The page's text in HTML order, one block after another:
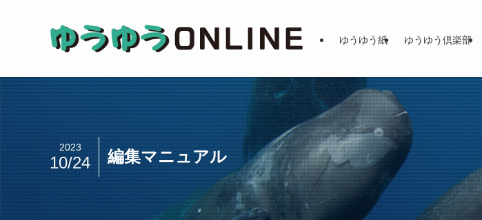
ゆうゆう紙 ゆうゆう倶楽部
編集マニュアル
2023
10/24